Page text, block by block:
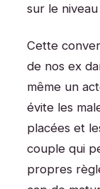
sur le niveau
Cette
de nos ex
même un
évite les
placées et
couple qui
propres